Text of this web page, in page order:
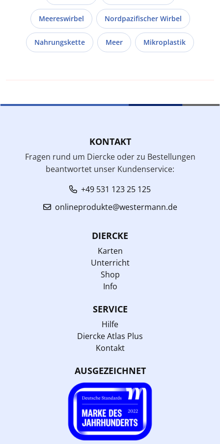
Meereswirbel Nordpazifischer Wirbel
Nahrungskette Meer Mikroplastik
KONTAKT
Fragen rund um Diercke oder zu Bestellungen
beantwortet unser Kundenservice:
+49 531 123 25 125
onlineprodukte@westermann.de
DIERCKE
Karten
Unterricht
Shop
Info
SERVICE
Hilfe
Diercke Atlas Plus
Kontakt
AUSGEZEICHNET